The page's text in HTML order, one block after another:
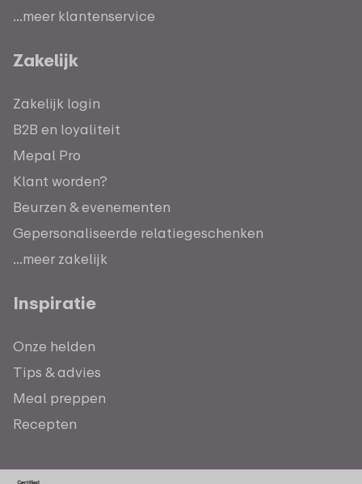
...meer klantenservice
Zakelijk
Zakelijk login
B2B en loyaliteit
Mepal Pro
Klant worden?
Beurzen & evenementen
Gepersonaliseerde relatiegeschenken
...meer zakelijk
Inspiratie
Onze helden
Tips & advies
Meal preppen
Recepten